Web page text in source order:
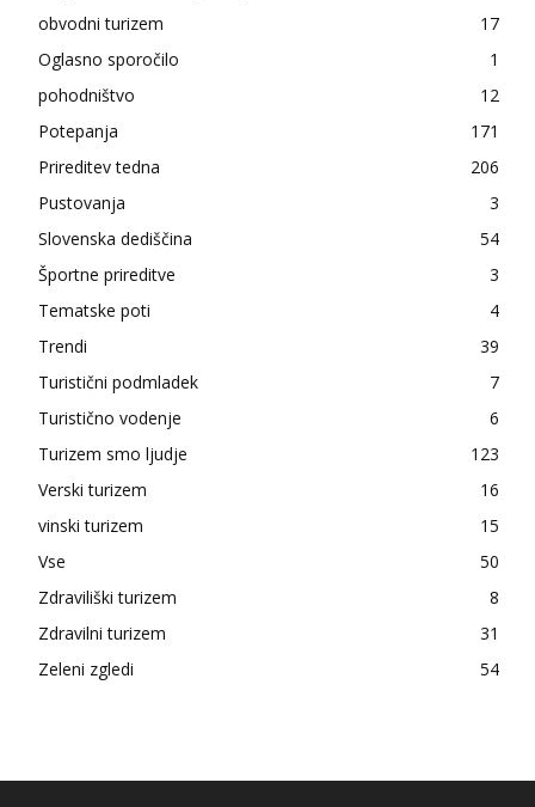
obvodni turizem
17
Oglasno sporočilo
1
pohodništvo
12
Potepanja
171
Prireditev tedna
206
Pustovanja
3
Slovenska dediščina
54
Športne prireditve
3
Tematske poti
4
Trendi
39
Turistični podmladek
7
Turistično vodenje
6
Turizem smo ljudje
123
Verski turizem
16
vinski turizem
15
Vse
50
Zdraviliški turizem
8
Zdravilni turizem
31
Zeleni zgledi
54